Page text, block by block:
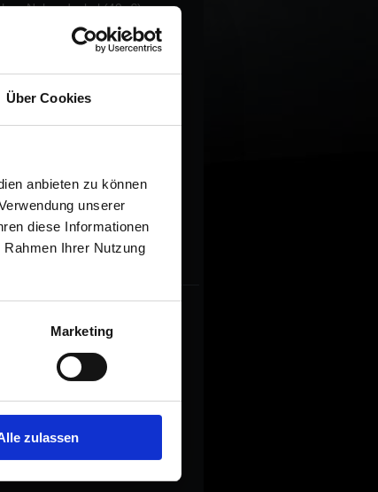
Über Cookies
anbieten zu können
unserer
diese Informationen
Ihrer Nutzung
Marketing
zulassen
Nabendeckel (40,-€)